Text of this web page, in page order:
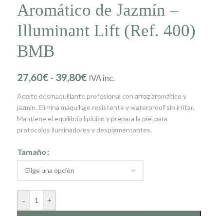
Aromático de Jazmín –
Illuminant Lift (Ref. 400)
BMB
27,60€ - 39,80€ IVA inc.
Aceite desmaquillante profesional con arroz aromático y
jazmín. Elimina maquillaje resistente y waterproof sin irritar.
Mantiene el equilibrio lipídico y prepara la piel para
protocolos iluminadores y despigmentantes.
Tamaño
- +